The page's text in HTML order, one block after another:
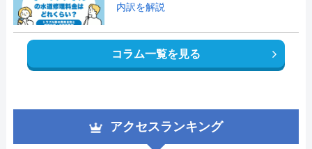
内訳を解説
コラム一覧を見る
アクセスランキング